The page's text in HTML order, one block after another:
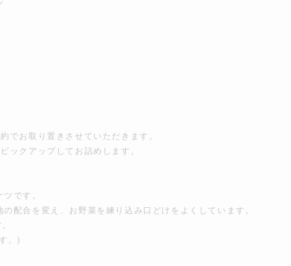
でお取り置きさせていただきます。
ックアップしてお詰めします。
です。
配合を変え、お野菜を練り込み口どけをよくしています。
。)